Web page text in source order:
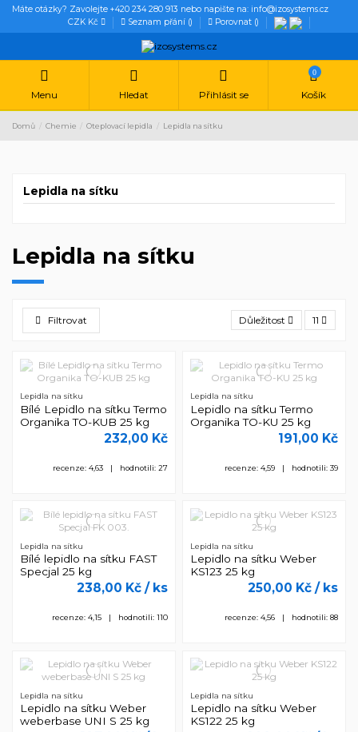
Máte otázky? Zavolejte +420 234 280 913 nebo napište na: info@izosystems.cz
CZK Kč
Seznam přání () Porovnat ()
Menu Hledat Přihlásit se
0
Košík
Domů Chemie Oteplovací lepidla Lepidla na sítku
Lepidla na sítku
Filtrovat Důležitost 11
Lepidla na sítku
Bílé Lepidlo na sítku Termo
Organika TO-KUB 25 kg
232,00 Kč
recenze: 4,63 | hodnotili: 27
Lepidla na sítku
Lepidlo na sítku Termo
Organika TO-KU 25 kg
191,00 Kč
recenze: 4,59 | hodnotili: 39
Lepidla na sítku
Bílé lepidlo na sítku FAST
Specjal 25 kg
238,00 Kč / ks
recenze: 4,15 | hodnotili: 110
Lepidla na sítku
Lepidlo na sítku Weber
KS123 25 kg
250,00 Kč / ks
recenze: 4,56 | hodnotili: 88
Lepidla na sítku
Lepidlo na sítku Weber
weberbase UNI S 25 kg
Lepidla na sítku
Lepidlo na sítku Weber
KS122 25 kg
Lepidla na sítku